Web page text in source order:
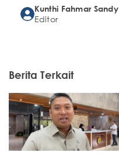
Kunthi Fahmar Sandy
Editor
Berita Terkait